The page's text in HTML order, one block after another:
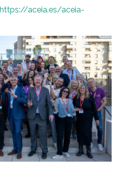
https://aceia.es/aceia-